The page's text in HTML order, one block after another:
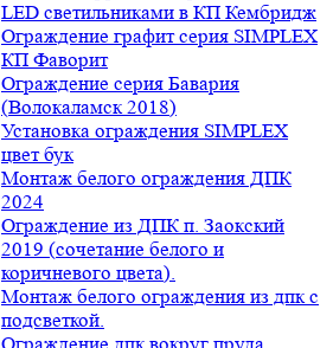
LED светильниками в КП Кембридж
Ограждение графит серия SIMPLEX
КП Фаворит
Ограждение серия Бавария
(Волокаламск 2018)
Установка ограждения SIMPLEX
цвет бук
Монтаж белого ограждения ДПК
2024
Ограждение из ДПК п. Заокский
2019 (сочетание белого и
коричневого цвета).
Монтаж белого ограждения из дпк с
подсветкой.